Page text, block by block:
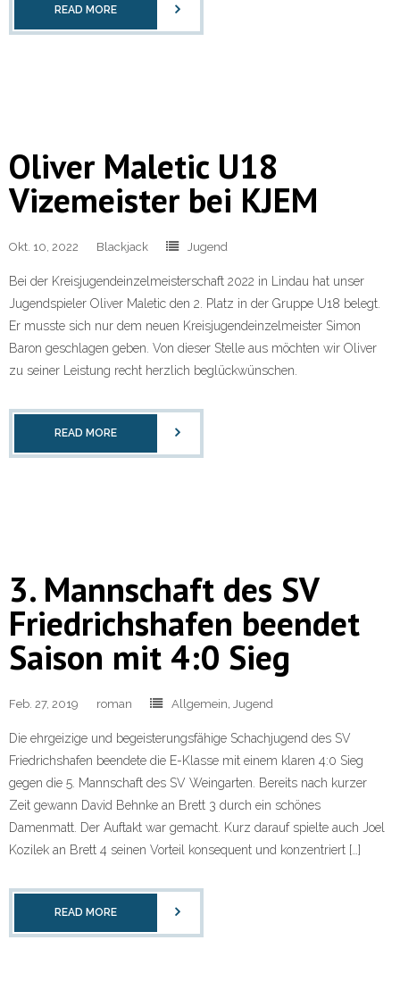
READ MORE
Oliver Maletic U18
Vizemeister bei KJEM
Okt. 10, 2022 Blackjack Jugend
Bei der Kreisjugendeinzelmeisterschaft 2022 in Lindau hat unser
Jugendspieler Oliver Maletic den 2. Platz in der Gruppe U18 belegt.
Er musste sich nur dem neuen Kreisjugendeinzelmeister Simon
Baron geschlagen geben. Von dieser Stelle aus möchten wir Oliver
zu seiner Leistung recht herzlich beglückwünschen.
READ MORE
3. Mannschaft des SV
Friedrichshafen beendet
Saison mit 4:0 Sieg
Feb. 27, 2019 roman Allgemein Jugend
Die ehrgeizige und begeisterungsfähige Schachjugend des SV
Friedrichshafen beendete die E-Klasse mit einem klaren 4:0 Sieg
gegen die 5. Mannschaft des SV Weingarten. Bereits nach kurzer
Zeit gewann David Behnke an Brett 3 durch ein schönes
Damenmatt. Der Auftakt war gemacht. Kurz darauf spielte auch Joel
Kozilek an Brett 4 seinen Vorteil konsequent und konzentriert […]
READ MORE